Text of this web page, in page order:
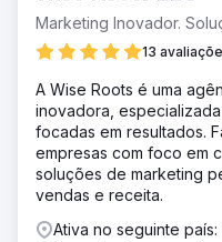
declínio desde 2022, a
significativos na criação
de marketing eficaz.
para melhorar sua
para mudar as coisas e
mensurável.
Solução
A Anchour forneceu
incluindo estratégia de
de mídia,
Marketing Inovador.
13
A Wise Roots é uma
inovadora,
focadas em resultados.
empresas com foco em
soluções de marketing
vendas e receita.
Ativa no seguinte país: